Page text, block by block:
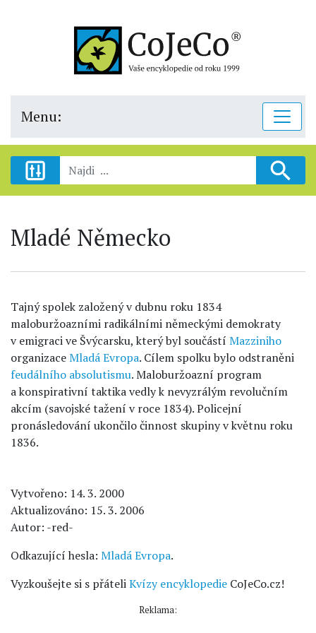
Menu:
Mladé Německo
Tajný spolek založený v dubnu roku 1834
maloburžoazními radikálními německými demokraty
v emigraci ve Švýcarsku, který byl součástí Mazziniho
organizaceMladá Evropa. Cílem spolku bylo odstraněni
feudálního absolutismu. Maloburžoazní program
a konspirativní taktika vedly k nevyzrálým revolučním
akcím (savojské tažení v roce 1834). Policejní
pronásledování ukončilo činnost skupiny v květnu roku
1836.
Vytvořeno: 14. 3. 2000
Aktualizováno: 15. 3. 2006
Autor: -red-
Odkazující hesla: Mladá Evropa.
Vyzkoušejte si s přáteliKvízy encyklopedie CoJeCo.cz!
Reklama: